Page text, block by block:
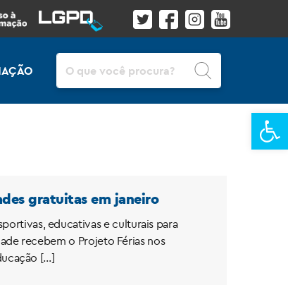
gratuitas em janeiro
educativas e culturais para
recebem o Projeto Férias nos
[…]